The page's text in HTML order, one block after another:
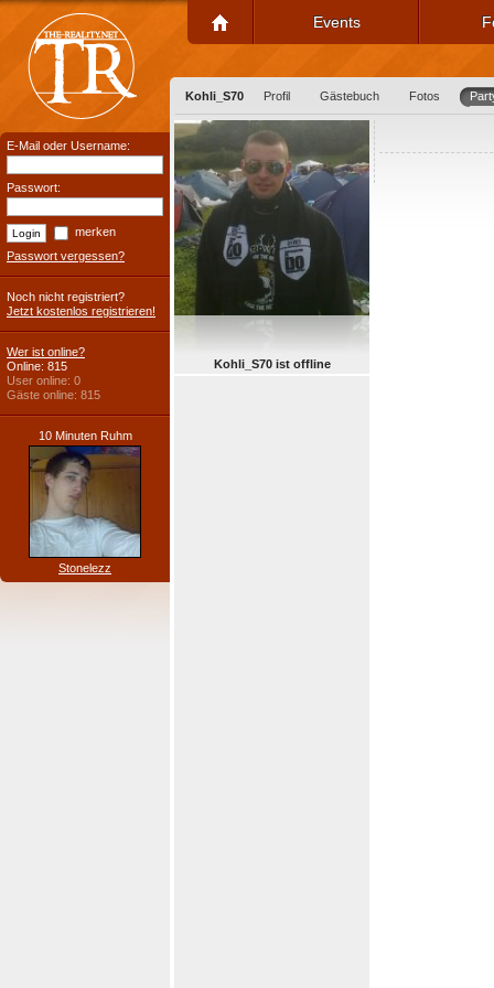
Events
Kohli_S70 Profil Gästebuch Fotos
Kohli_S70 ist offline
E-Mail oder Username:
Passwort:
merken
Passwort vergessen?
Noch nicht registriert?
Jetzt kostenlos registrieren!
Wer ist online?
Online: 815
User online: 0
Gäste online: 815
10 Minuten Ruhm
Stonelezz